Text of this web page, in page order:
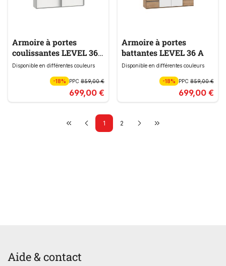
Armoire à portes
coulissantes LEVEL 36
A
Disponible en différentes couleurs
-18% PPC 859,00 €
699,00 €
Armoire à portes
battantes LEVEL 36 A
Disponible en différentes couleurs
-18% PPC859,00 €
699,00 €
1 2
Aide & contact